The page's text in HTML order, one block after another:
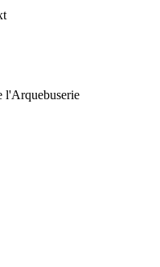
l'Arquebuserie